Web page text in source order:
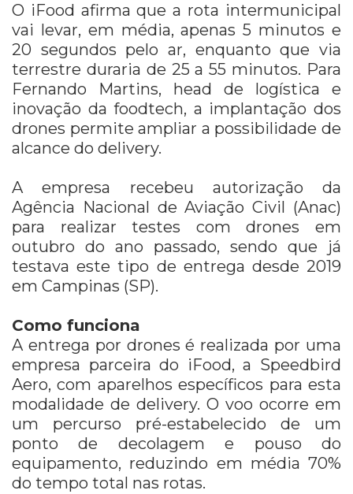
O iFood afirma que a rota intermunicipal
vai levar, em média, apenas 5 minutos e
20 segundos pelo ar, enquanto que via
terrestre duraria de 25 a 55 minutos. Para
Fernando Martins, head de logística e
inovação da foodtech, a implantação dos
drones permite ampliar a possibilidade de
alcance do delivery.
A empresa recebeu autorização da
Agência Nacional de Aviação Civil (Anac)
para realizar testes com drones em
outubro do ano passado, sendo que já
testava este tipo de entrega desde 2019
em Campinas (SP).
Como funciona
A entrega por drones é realizada por uma
empresa parceira do iFood, a Speedbird
Aero, com aparelhos específicos para esta
modalidade de delivery. O voo ocorre em
um percurso pré-estabelecido de um
ponto de decolagem e pouso do
equipamento, reduzindo em média 70%
do tempo total nas rotas.